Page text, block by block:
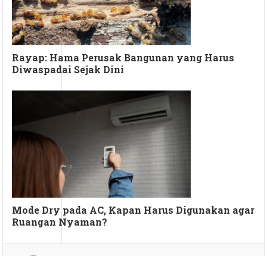
Rayap: Hama Perusak Bangunan yang Harus
Diwaspadai Sejak Dini
Mode Dry pada AC, Kapan Harus Digunakan agar
Ruangan Nyaman?